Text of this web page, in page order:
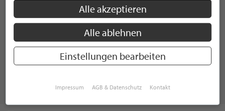
Zum Newsletter anmelden
ABSENDEN
WEITERE INTERVIEWS
Alle akzeptieren
Alle ablehnen
Einstellungen bearbeiten
Impressum AGB & Datenschutz Kontakt